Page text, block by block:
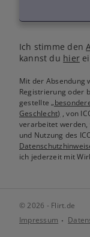
Ich stimme den
kannst du hier
Mit der Absendung
Registrierung oder
gestellte
Geschlecht) , von
verarbeitet werden,
und Nutzung des
ich jederzeit mit
© 2026 - Flirt.de
Impressum